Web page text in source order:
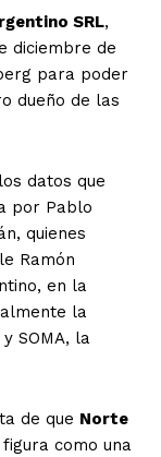
SRL,
diciembre de
para poder
dueño de las
datos que
por Pablo
quienes
Ramón
en la
la
SOMA, la
de que Norte
como una